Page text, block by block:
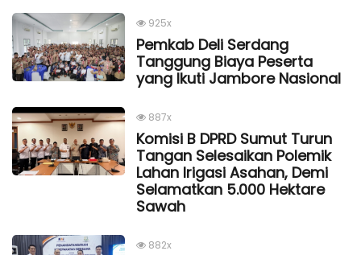
925x
Pemkab Deli Serdang
Tanggung Biaya Peserta
yang Ikuti Jambore Nasional
887x
Komisi B DPRD Sumut Turun
Tangan Selesaikan Polemik
Lahan Irigasi Asahan, Demi
Selamatkan 5.000 Hektare
Sawah
882x